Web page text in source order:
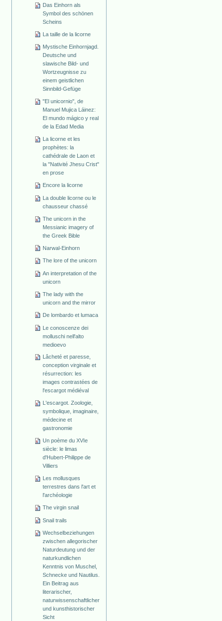
Das Einhorn als
Symbol des schönen
Scheins
La taille de la licorne
Mystische Einhornjagd.
Deutsche und
slawische Bild- und
Wortzeugnisse zu
einem geistlichen
Sinnbild-Gefüge
"El unicornio", de
Manuel Mujica Láinez:
El mundo mágico y real
de la Edad Media
La licorne et les
prophètes: la
cathédrale de Laon et
la "Nativité Jhesu Crist"
en prose
Encore la licorne
La double licorne ou le
chausseur chassé
The unicorn in the
Messianic imagery of
the Greek Bible
Narwal-Einhorn
The lore of the unicorn
An interpretation of the
unicorn
The lady with the
unicorn and the mirror
De lombardo et lumaca
Le conoscenze dei
molluschi nell'alto
medioevo
Lâcheté et paresse,
conception virginale et
résurrection: les
images contrastées de
l'escargot médiéval
L'escargot. Zoologie,
symbolique, imaginaire,
médecine et
gastronomie
Un poème du XVIe
siècle: le limas
d'Hubert-Philippe de
Villiers
Les mollusques
terrestres dans l'art et
l'archéologie
The virgin snail
Snail trails
Wechselbeziehungen
zwischen allegorischer
Naturdeutung und der
naturkundlichen
Kenntnis von Muschel,
Schnecke und Nautilus.
Ein Beitrag aus
literarischer,
naturwissenschaftlicher
und kunsthistorischer
Sicht